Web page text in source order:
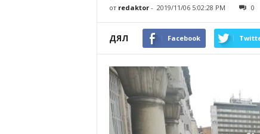
от redaktor- 2019/11/06 5:02:28 PM 0
ДЯЛ Facebook